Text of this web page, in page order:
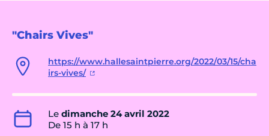
"Chairs Vives"
https://www.hallesaintpierre.org/2022/03/15/cha
irs-vives/
Le dimanche 24 avril 2022
De 15 h à 17 h